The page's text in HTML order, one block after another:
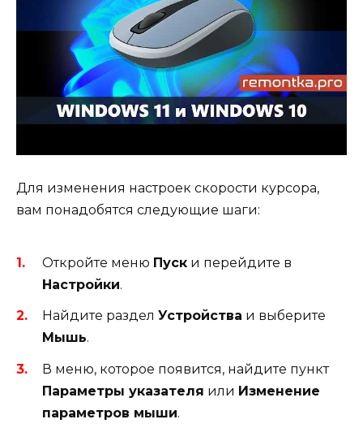
Для изменения настроек скорости курсора,
вам понадобятся следующие шаги:
Откройте меню Пуск и перейдите в
Настройки.
Найдите раздел Устройства и выберите
Мышь.
В меню, которое появится, найдите пункт
Параметры указателя или Изменение
параметров мыши.